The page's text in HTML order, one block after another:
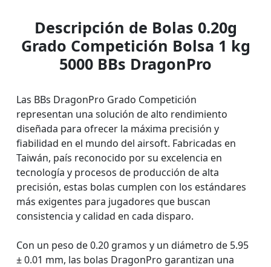
Descripción de Bolas 0.20g
Grado Competición Bolsa 1 kg
5000 BBs DragonPro
Las BBs DragonPro Grado Competición
representan una solución de alto rendimiento
diseñada para ofrecer la máxima precisión y
fiabilidad en el mundo del airsoft. Fabricadas en
Taiwán, país reconocido por su excelencia en
tecnología y procesos de producción de alta
precisión, estas bolas cumplen con los estándares
más exigentes para jugadores que buscan
consistencia y calidad en cada disparo.
Con un peso de 0.20 gramos y un diámetro de 5.95
± 0.01 mm, las bolas DragonPro garantizan una